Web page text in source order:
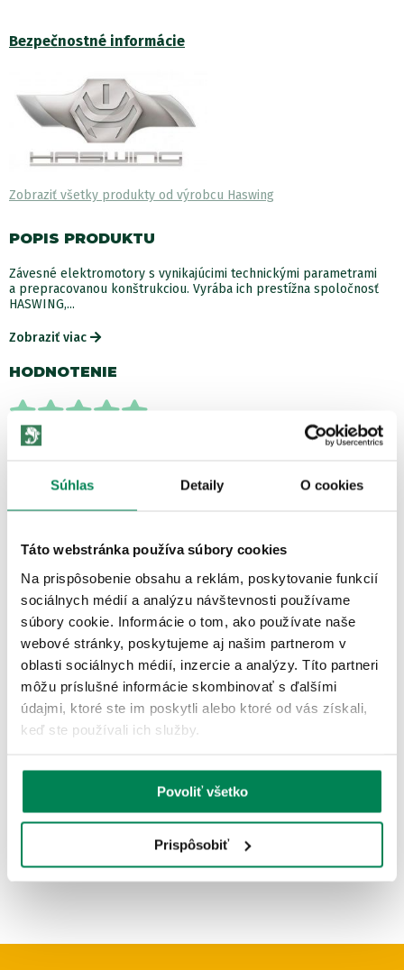
Súhlas Detaily O cookies
Táto webstránka používa súbory cookies
Na prispôsobenie obsahu a reklám, poskytovanie funkcií
sociálnych médií a analýzu návštevnosti používame
súbory cookie. Informácie o tom, ako používate naše
webové stránky, poskytujeme aj našim partnerom v
oblasti sociálnych médií, inzercie a analýzy. Títo partneri
môžu príslušné informácie skombinovať s ďalšími
údajmi, ktoré ste im poskytli alebo ktoré od vás získali,
keď ste používali ich služby.
Povoliť všetko
Prispôsobiť
Bezpečnostné informácie
Zobraziť všetky produkty od výrobcu Haswing
POPIS PRODUKTU
Závesné elektromotory s vynikajúcimi technickými parametrami
a prepracovanou konštrukciou. Vyrába ich prestížna spoločnosť
HASWING,...
Zobraziť viac
HODNOTENIE
počet recenzií: 2
ĎALŠIE PRODUKTY TEJ ISTEJ
ZNAČKY
Haswing Elektromotor Haswing 85lb s
maximalizérom